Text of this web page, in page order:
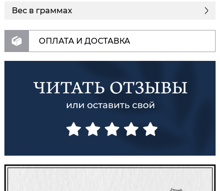
Вес в граммах
ОПЛАТА И ДОСТАВКА